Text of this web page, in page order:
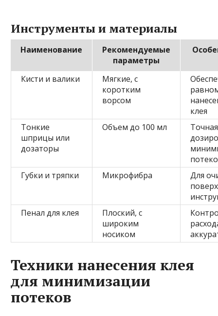
Инструменты и материалы
Наименование
Рекомендуемые
параметры
Кисти и валики
Мягкие, с
коротким
ворсом
клея
Тонкие
шприцы или
дозаторы
Объем до 100 мл
Точная
Губки и тряпки
Микрофибра
Для
Пенал для клея
Плоский, с
широким
носиком
Техники нанесения клея
для минимизации
потеков